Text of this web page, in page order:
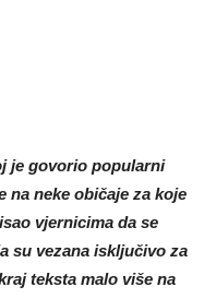
je govorio popularni
na neke običaje za koje
vjernicima da se
su vezana isključivo za
teksta malo više na